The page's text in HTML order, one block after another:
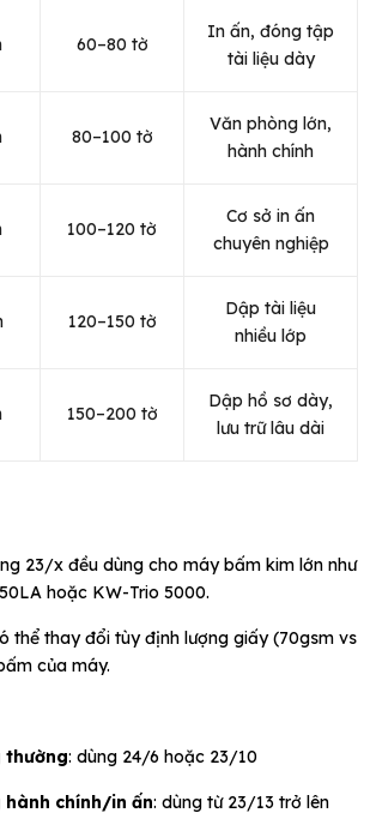
60–80 tờ
In ấn, đóng tập
tài liệu dày
80–100 tờ
Văn phòng lớn,
hành chính
100–120 tờ
Cơ sở in ấn
chuyên nghiệp
120–150 tờ
Dập tài liệu
nhiều lớp
150–200 tờ
Dập hồ sơ dày,
lưu trữ lâu dài
23/x đều dùng cho máy bấm kim lớn như
hoặc KW-Trio 5000.
thể thay đổi tùy định lượng giấy (70gsm vs
của máy.
thường: dùng 24/6 hoặc 23/10
hành chính/in ấn: dùng từ 23/13 trở lên